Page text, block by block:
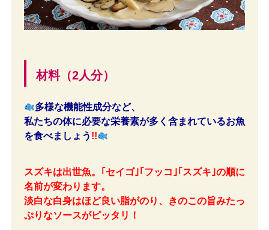
材料（2人分）
多様な機能性成分など、
私たちの体に必要な栄養素が多く含まれているお魚
を食べましょう !!
スズキは出世魚。｢セイゴ｣｢フッコ｣｢スズキ｣の順に
名前が変わります。
淡白な白身はほど良い脂がのり、きのこの旨みたっ
ぷりなソースがピッタリ！